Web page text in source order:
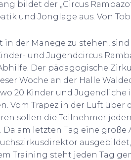
bildet der „Circus
und Jonglage aus. Von
der Manege zu stehen,
und Jugendcircus
Der pädagogische
Woche an der Halle
20 Kinder und Jugendliche
Vom Trapez in der Luft über
sollen die Teilnehmer
am letzten Tag eine große
Training steht jeden Tag